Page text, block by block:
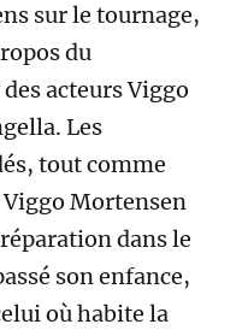
sur le tournage,
du
acteurs Viggo
Les
tout comme
Mortensen
dans le
son enfance,
où habite la